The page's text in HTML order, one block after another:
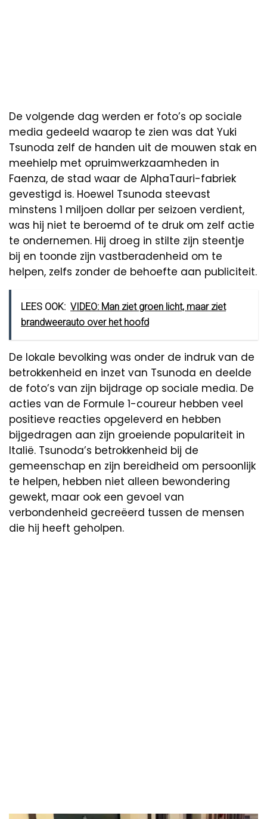
De volgende dag werden er foto’s op sociale
media gedeeld waarop te zien was dat Yuki
Tsunoda zelf de handen uit de mouwen stak en
meehielp met opruimwerkzaamheden in
Faenza, de stad waar de AlphaTauri-fabriek
gevestigd is. Hoewel Tsunoda steevast
minstens 1 miljoen dollar per seizoen verdient,
was hij niet te beroemd of te druk om zelf actie
te ondernemen. Hij droeg in stilte zijn steentje
bij en toonde zijn vastberadenheid om te
helpen, zelfs zonder de behoefte aan publiciteit.
LEES OOK: VIDEO: Man ziet groen licht, maar ziet
brandweerauto over het hoofd
De lokale bevolking was onder de indruk van de
betrokkenheid en inzet van Tsunoda en deelde
de foto’s van zijn bijdrage op sociale media. De
acties van de Formule 1-coureur hebben veel
positieve reacties opgeleverd en hebben
bijgedragen aan zijn groeiende populariteit in
Italië. Tsunoda’s betrokkenheid bij de
gemeenschap en zijn bereidheid om persoonlijk
te helpen, hebben niet alleen bewondering
gewekt, maar ook een gevoel van
verbondenheid gecreëerd tussen de mensen
die hij heeft geholpen.